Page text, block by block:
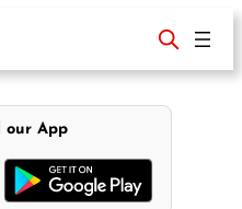
our App